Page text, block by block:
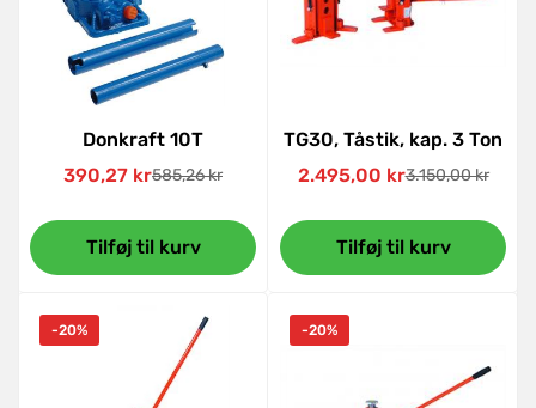
Donkraft 10T
Udsalgspris
390,27 krNormal
585,26 kr
Tilføj til kurv
TG30, Tåstik, kap. 3 Ton
Udsalgspris
2.495,00 krNormal
3.150,00 kr
Tilføj til kurv
-20% -20%